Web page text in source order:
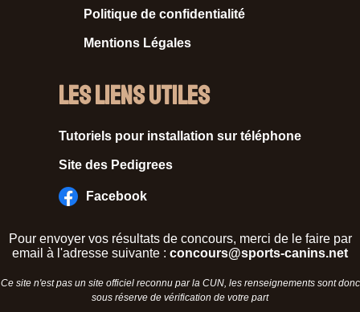
Politique de confidentialité
Mentions Légales
Les liens utiles
Tutoriels pour installation sur téléphone
Site des Pedigrees
Facebook
Pour envoyer vos résultats de concours, merci de le faire par
email à l'adresse suivante : concours@sports-canins.net
Ce site n'est pas un site officiel reconnu par la CUN, les renseignements sont donc
sous réserve de vérification de votre part